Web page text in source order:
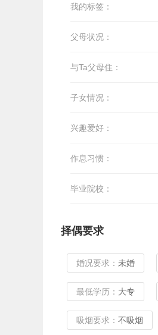
我的标签：
父母状况：
与Ta父母住：
子女情况：
兴趣爱好：
作息习惯：
毕业院校：
择偶要求
婚况要求： 未婚
最低学历： 大专
吸烟要求： 不吸烟